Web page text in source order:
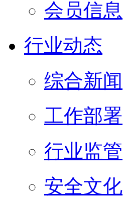
会员信息
行业动态
综合新闻
工作部署
行业监管
安全文化